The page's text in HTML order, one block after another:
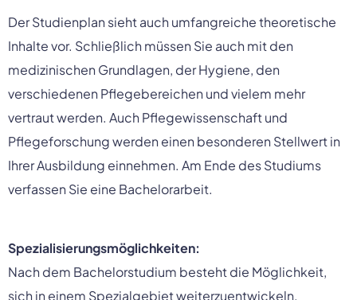
Der Studienplan sieht auch umfangreiche theoretische
Inhalte vor. Schließlich müssen Sie auch mit den
medizinischen Grundlagen, der Hygiene, den
verschiedenen Pflegebereichen und vielem mehr
vertraut werden. Auch Pflegewissenschaft und
Pflegeforschung werden einen besonderen Stellwert in
Ihrer Ausbildung einnehmen. Am Ende des Studiums
verfassen Sie eine Bachelorarbeit.
Spezialisierungsmöglichkeiten:
Nach dem Bachelorstudium besteht die Möglichkeit,
sich in einem Spezialgebiet weiterzuentwickeln.